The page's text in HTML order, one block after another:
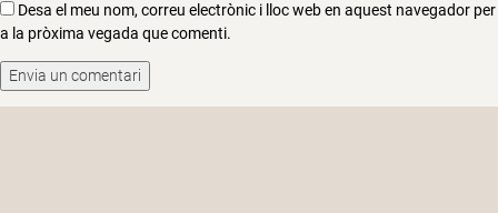
Desa el meu nom, correu electrònic i lloc web en aquest navegador per
a la pròxima vegada que comenti.